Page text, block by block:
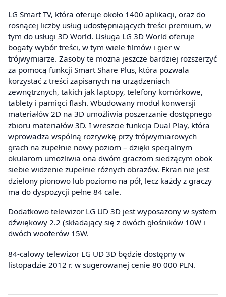
LG Smart TV, która oferuje około 1400 aplikacji, oraz do
rosnącej liczby usług udostępniających treści premium, w
tym do usługi 3D World. Usługa LG 3D World oferuje
bogaty wybór treści, w tym wiele filmów i gier w
trójwymiarze. Zasoby te można jeszcze bardziej rozszerzyć
za pomocą funkcji Smart Share Plus, która pozwala
korzystać z treści zapisanych na urządzeniach
zewnętrznych, takich jak laptopy, telefony komórkowe,
tablety i pamięci flash. Wbudowany moduł konwersji
materiałów 2D na 3D umożliwia poszerzanie dostępnego
zbioru materiałów 3D. I wreszcie funkcja Dual Play, która
wprowadza wspólną rozrywkę przy trójwymiarowych
grach na zupełnie nowy poziom – dzięki specjalnym
okularom umożliwia ona dwóm graczom siedzącym obok
siebie widzenie zupełnie różnych obrazów. Ekran nie jest
dzielony pionowo lub poziomo na pół, lecz każdy z graczy
ma do dyspozycji pełne 84 cale.
Dodatkowo telewizor LG UD 3D jest wyposażony w system
dźwiękowy 2.2 (składający się z dwóch głośników 10W i
dwóch wooferów 15W.
84-calowy telewizor LG UD 3D będzie dostępny w
listopadzie 2012 r. w sugerowanej cenie 80 000 PLN.